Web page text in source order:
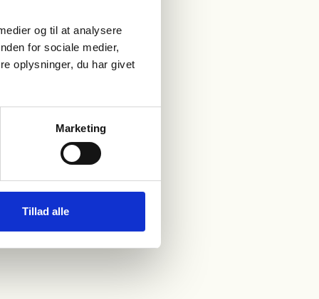
og til at analysere
for sociale medier,
oplysninger, du har givet
Marketing
Tillad alle